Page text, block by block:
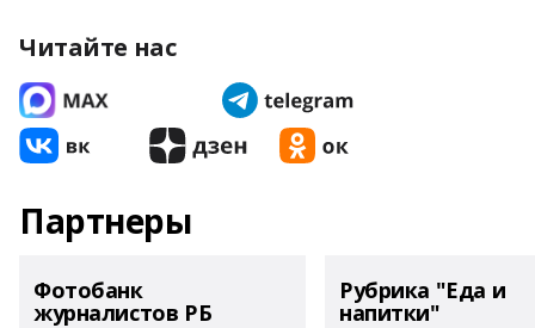
Читайте нас
Партнеры
Фотобанк
журналистов РБ
Рубрика "Еда и
напитки"